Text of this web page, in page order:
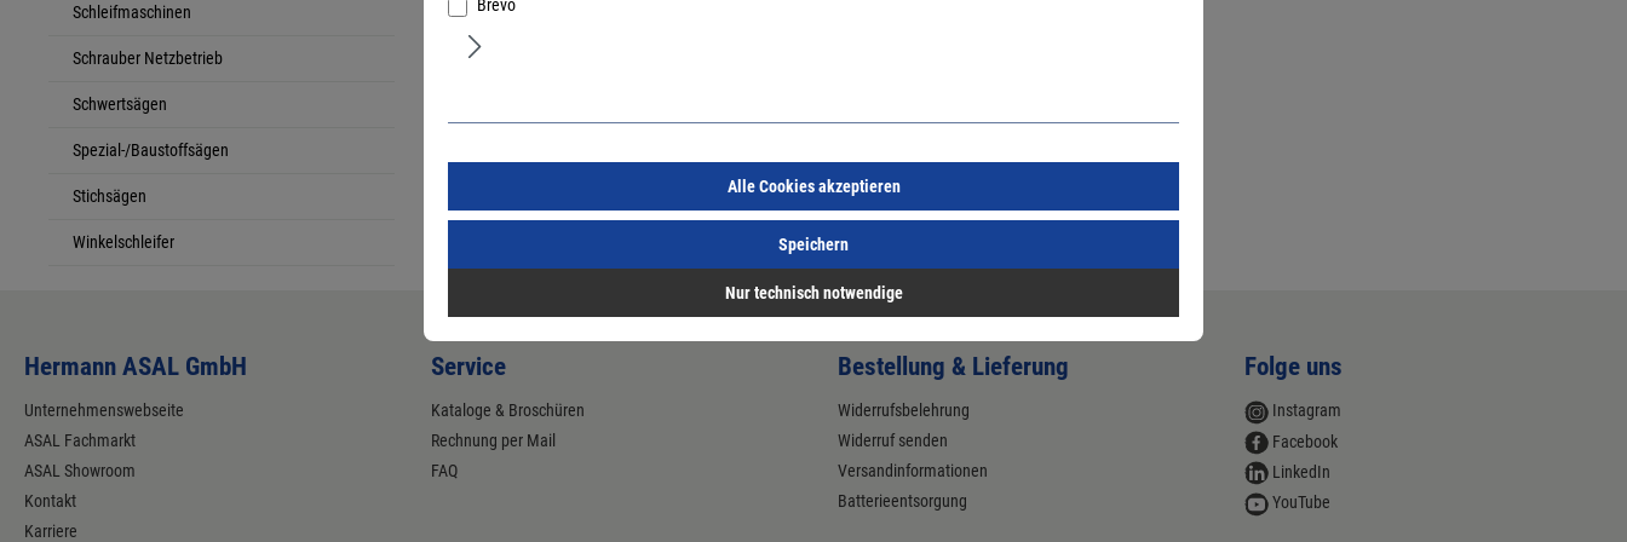
Schleifmaschinen
Schrauber Netzbetrieb
Schwertsägen
Spezial-/Baustoffsägen
Stichsägen
Winkelschleifer
Hermann ASAL GmbH
Unternehmenswebseite
ASAL Fachmarkt
ASAL Showroom
Kontakt
Karriere
Service
Kataloge & Broschüren
Rechnung per Mail
FAQ
Bestellung & Lieferung
Widerrufsbelehrung
Widerruf senden
Versandinformationen
Batterieentsorgung
Folge uns
Instagram
Facebook
LinkedIn
YouTube
Brevo
Alle Cookies akzeptieren
Speichern
Nur technisch notwendige